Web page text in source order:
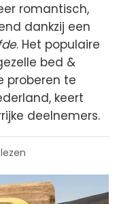
romantisch,
dankzij een
. Het populaire
bed &
proberen te
keert
deelnemers.